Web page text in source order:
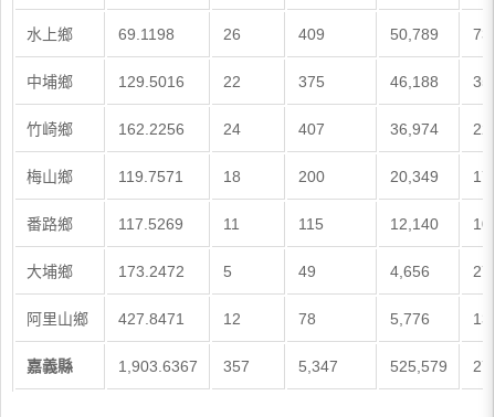
水上鄉 69.1198 26 409 50,789
中埔鄉 129.5016 22 375 46,188
竹崎鄉 162.2256 24 407 36,974
梅山鄉 119.7571 18 200 20,349
番路鄉 117.5269 11 115 12,140
大埔鄉 173.2472 5 49 4,656 27
阿里山鄉 427.8471 12 78 5,776 13
嘉義縣 1,903.6367 357 5,347 525,579